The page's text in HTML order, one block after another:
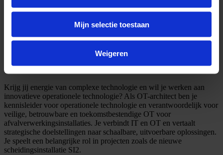
Mijn selectie toestaan
Weigeren
Omschrijving
Krijg jij energie van complexe technologie en wil je werken aan
innovatieve operationele technologie? Als OT-architect ben je
kennisleider voor operationele technologie en verantwoordelijk voor
veilige, betrouwbare en toekomstbestendige OT voor
afvalverwerkingsinstallaties. Je verbindt IT en OT en vertaalt
strategische doelstellingen naar schaalbare, uitvoerbare oplossingen.
Je speelt een belangrijke rol in projecten zoals de nieuwe
scheidingsinstallatie SI2.